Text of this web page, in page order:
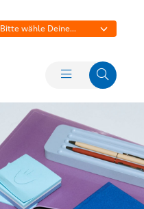
Bitte wähle Deine